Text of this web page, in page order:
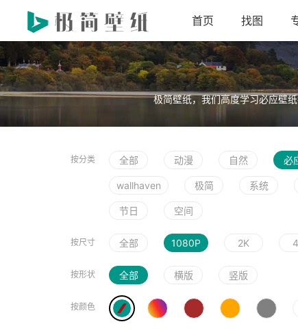
首页 找图
极简壁纸，我们高度学习必应壁
按分类 全部 动漫 自然 必
wallhaven 极简 系统
节日 空间
按尺寸 全部 1080P 2K
按形状 全部 横版 竖版
按颜色